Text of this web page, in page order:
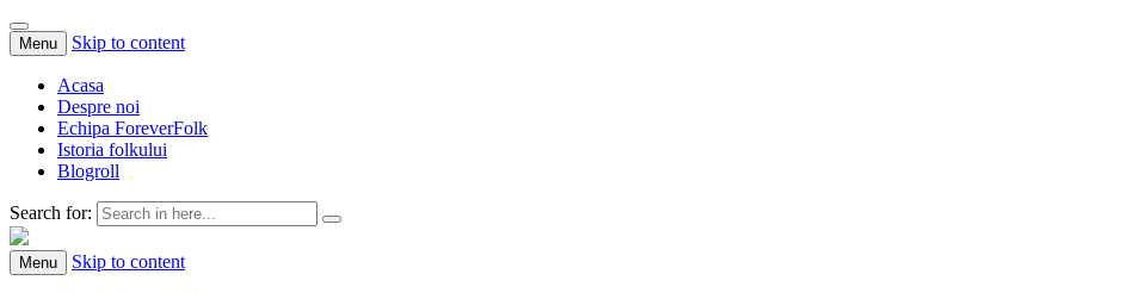
Menu Skip to content
Acasa
Despre noi
Echipa ForeverFolk
Istoria folkului
Blogroll
Search for:
ForeverFolk
Muzica sufletului tau
Menu Skip to content